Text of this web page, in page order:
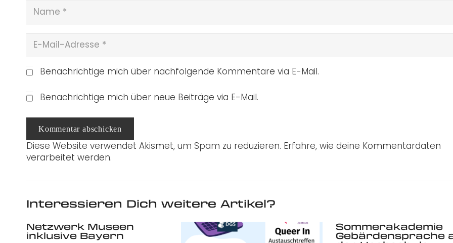
Benachrichtige mich über nachfolgende Kommentare via E-Mail.
Benachrichtige mich über neue Beiträge via E-Mail.
Kommentar abschicken
Diese Website verwendet Akismet, um Spam zu reduzieren. Erfahre, wie deine Kommentardaten
verarbeitet werden.
Interessieren Dich weitere Artikel?
Netzwerk Museen
inklusive Bayern
Sommerakademie
Gebärdensprache